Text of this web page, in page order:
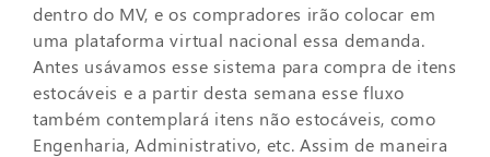
dentro do MV, e os compradores irão colocar em
uma plataforma virtual nacional essa demanda.
Antes usávamos esse sistema para compra de itens
estocáveis e a partir desta semana esse fluxo
também contemplará itens não estocáveis, como
Engenharia, Administrativo, etc. Assim de maneira